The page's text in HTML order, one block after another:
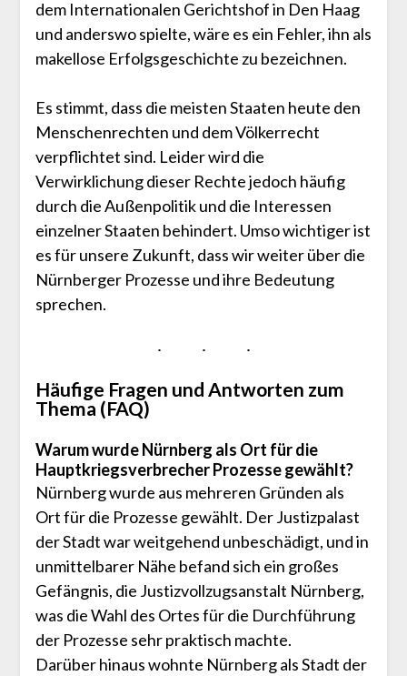
dem Internationalen Gerichtshof in Den Haag
und anderswo spielte, wäre es ein Fehler, ihn als
makellose Erfolgsgeschichte zu bezeichnen.
Es stimmt, dass die meisten Staaten heute den
Menschenrechten und dem Völkerrecht
verpflichtet sind. Leider wird die
Verwirklichung dieser Rechte jedoch häufig
durch die Außenpolitik und die Interessen
einzelner Staaten behindert. Umso wichtiger ist
es für unsere Zukunft, dass wir weiter über die
Nürnberger Prozesse und ihre Bedeutung
sprechen.
Häufige Fragen und Antworten zum
Thema (FAQ)
Warum wurde Nürnberg als Ort für die
Hauptkriegsverbrecher Prozesse gewählt?
Nürnberg wurde aus mehreren Gründen als
Ort für die Prozesse gewählt. Der Justizpalast
der Stadt war weitgehend unbeschädigt, und in
unmittelbarer Nähe befand sich ein großes
Gefängnis, die Justizvollzugsanstalt Nürnberg,
was die Wahl des Ortes für die Durchführung
der Prozesse sehr praktisch machte.
Darüber hinaus wohnte Nürnberg als Stadt der